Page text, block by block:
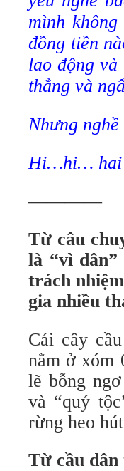
mình
đồng tiền
lao động
thẳng và
Nhưng
Hi…hi… hai
————
Từ câu
là “vì
trách
gia nhiều
Cái cây
nằm ở xóm
lẽ bỗng
và “quý
rừng heo
Từ cầu dân